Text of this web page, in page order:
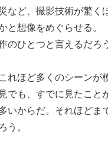
など、撮影技術が驚く
と想像をめぐらせる。
のひとつと言えるだろ
れほど多くのシーンが
でも、すでに見たこと
いからだ。それほどま
う。